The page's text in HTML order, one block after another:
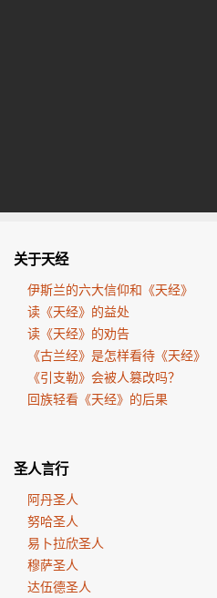
关于天经
伊斯兰的六大信仰和《天经》
读《天经》的益处
读《天经》的劝告
《古兰经》是怎样看待《天经》
《引支勒》会被人篡改吗？
回族轻看《天经》的后果
圣人言行
阿丹圣人
努哈圣人
易卜拉欣圣人
穆萨圣人
达伍德圣人